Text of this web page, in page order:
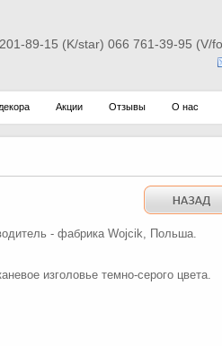
89-15 (K/star) 066 761-39-95 (V/
Акции Отзывы О нас
- фабрика Wojcik, Польша.
изголовье темно-серого цвета.